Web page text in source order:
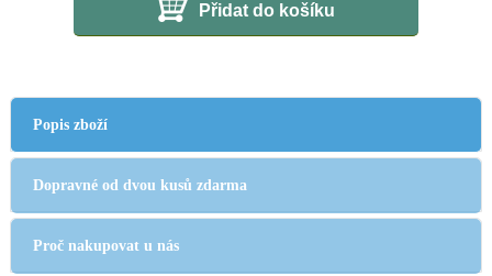
Přidat do košíku
Popis zboží
Dopravné od dvou kusů zdarma
Proč nakupovat u nás